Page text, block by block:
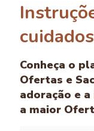
Conheça o
Ofertas e
adoração e
a maior